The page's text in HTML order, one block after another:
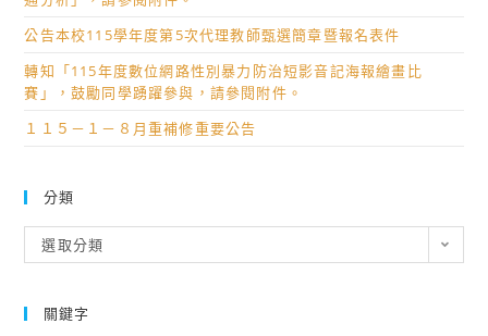
公告本校115學年度第5次代理教師甄選簡章暨報名表件
轉知「115年度數位網路性別暴力防治短影音記海報繪畫比
賽」，鼓勵同學踴躍參與，請參閱附件。
１１５－１－８月重補修重要公告
分類
類
選取分類
關鍵字